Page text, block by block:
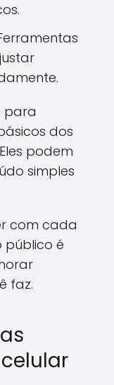
para
dos
podem
simples
com cada
público é
faz.